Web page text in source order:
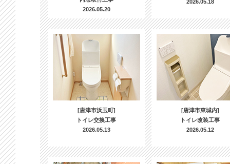
2026.05.20
2026.05.18
[唐津市浜玉町]
トイレ交換工事
2026.05.13
[唐津市東城内]
トイレ改装工事
2026.05.12